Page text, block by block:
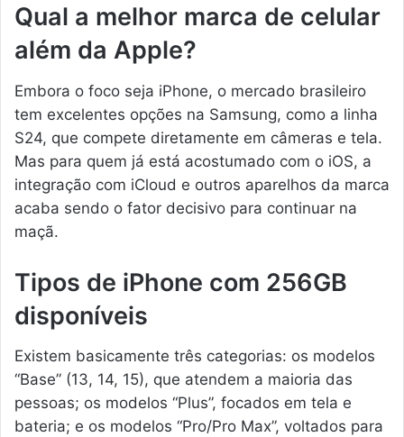
Qual a melhor marca de celular
além da Apple?
Embora o foco seja iPhone, o mercado brasileiro
tem excelentes opções na Samsung, como a linha
S24, que compete diretamente em câmeras e tela.
Mas para quem já está acostumado com o iOS, a
integração com iCloud e outros aparelhos da marca
acaba sendo o fator decisivo para continuar na
maçã.
Tipos de iPhone com 256GB
disponíveis
Existem basicamente três categorias: os modelos
“Base” (13, 14, 15), que atendem a maioria das
pessoas; os modelos “Plus”, focados em tela e
bateria; e os modelos “Pro/Pro Max”, voltados para